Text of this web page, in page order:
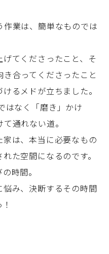
業は、簡単なものでは
てくださったこと、そ
合ってくださったこと
るメドが立ちました。
はなく「磨き」かけ
通れない道。
は、本当に必要なもの
た空間になるのです。
時間。
み、決断するその時間